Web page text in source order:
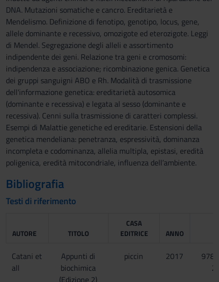
DNA. Mutazioni somatiche e cancro. Ereditarietà e
Mendelismo. Definizione di fenotipo, genotipo, locus, gene,
allele dominante e recessivo, omozigote ed eterozigote. Leggi
di Mendel. Segregazione degli alleli e assortimento
indipendente dei geni. Relazione tra geni e cromosomi:
indipendenza e associazione; ricombinazione genica. Genetica
dei gruppi sanguigni ABO e Rh. Modalità di trasmissione
dell'informazione genetica: ereditarietà autosomica
(dominante e recessiva) e legata al sesso (dominante e
recessiva). Cenni sulla trasmissione di caratteri complessi.
Esempi di Malattie genetiche ed ereditarie. Estensioni della
genetica mendeliana: penetranza, espressività, dominanza
incompleta e codominanza, allelia multipla, epistasi, eredità
poligenica, eredità mitocondriale, influenza dell’ambiente.
Bibliografia
Testi di riferimento
AUTORE TITOLO
CASA
EDITRICE
ANNO
Catani et
all
Appunti di
biochimica
(Edizione 2)
piccin 2017